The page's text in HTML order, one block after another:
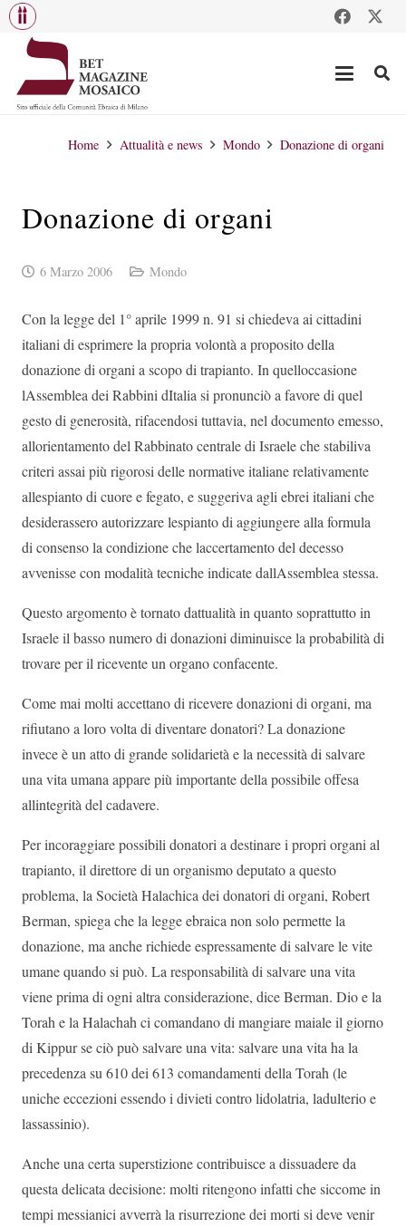
Home Attualità e news Mondo Donazione di organi
Donazione di organi
6 Marzo 2006 Mondo
Con la legge del 1° aprile 1999 n. 91 si chiedeva ai cittadini
italiani di esprimere la propria volontà a proposito della
donazione di organi a scopo di trapianto. In quelloccasione
lAssemblea dei Rabbini dItalia si pronunciò a favore di quel
gesto di generosità, rifacendosi tuttavia, nel documento emesso,
allorientamento del Rabbinato centrale di Israele che stabiliva
criteri assai più rigorosi delle normative italiane relativamente
allespianto di cuore e fegato, e suggeriva agli ebrei italiani che
desiderassero autorizzare lespianto di aggiungere alla formula
di consenso la condizione che laccertamento del decesso
avvenisse con modalità tecniche indicate dallAssemblea stessa.
Questo argomento è tornato dattualità in quanto soprattutto in
Israele il basso numero di donazioni diminuisce la probabilità di
trovare per il ricevente un organo confacente.
Come mai molti accettano di ricevere donazioni di organi, ma
rifiutano a loro volta di diventare donatori? La donazione
invece è un atto di grande solidarietà e la necessità di salvare
una vita umana appare più importante della possibile offesa
allintegrità del cadavere.
Per incoraggiare possibili donatori a destinare i propri organi al
trapianto, il direttore di un organismo deputato a questo
problema, la Società Halachica dei donatori di organi, Robert
Berman, spiega che la legge ebraica non solo permette la
donazione, ma anche richiede espressamente di salvare le vite
umane quando si può. La responsabilità di salvare una vita
viene prima di ogni altra considerazione, dice Berman. Dio e la
Torah e la Halachah ci comandano di mangiare maiale il giorno
di Kippur se ciò può salvare una vita: salvare una vita ha la
precedenza su 610 dei 613 comandamenti della Torah (le
uniche eccezioni essendo i divieti contro lidolatria, ladulterio e
lassassinio).
Anche una certa superstizione contribuisce a dissuadere da
questa delicata decisione: molti ritengono infatti che siccome in
tempi messianici avverrà la risurrezione dei morti si deve venir